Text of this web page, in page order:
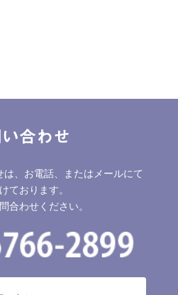
合わせ
、お電話、またはメールにて
ております。
合わせください。